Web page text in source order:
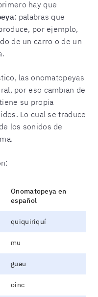
hay que
: palabras que
por ejemplo,
de un carro o de un
las onomatopeyas
por eso cambian de
su propia
Lo cual se traduce
los sonidos de
Onomatopeya en
español
quiquiriquí
mu
guau
oinc